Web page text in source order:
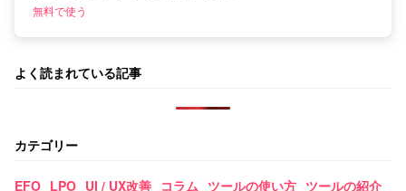
無料で使う
よく読まれている記事
カテゴリー
EFO LPO UI / UX改善 コラム ツールの使い方 ツールの紹介